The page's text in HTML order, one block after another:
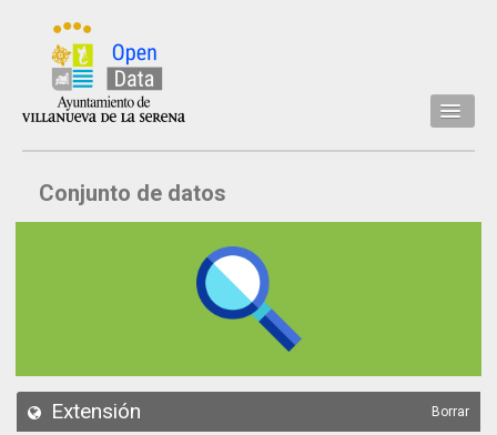
Inicio
Datos
API
Conjunto de datos
Extensión Borrar